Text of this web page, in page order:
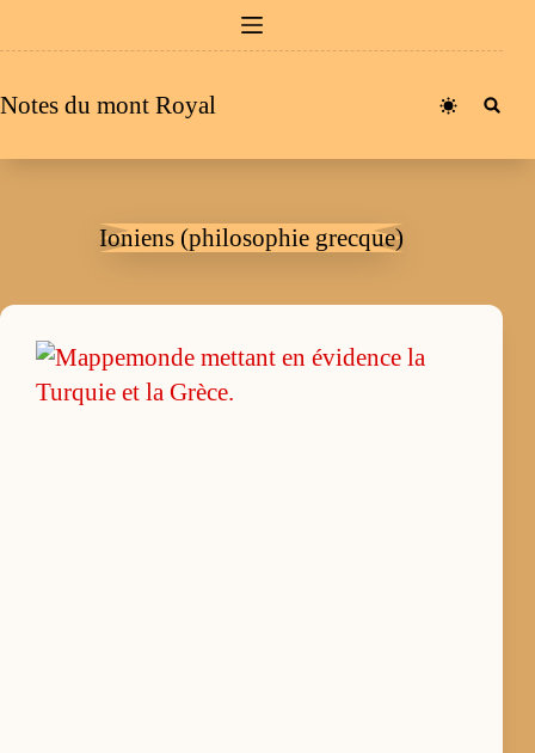
au
Notes du mont Royal
Ioniens (philosophie grecque)